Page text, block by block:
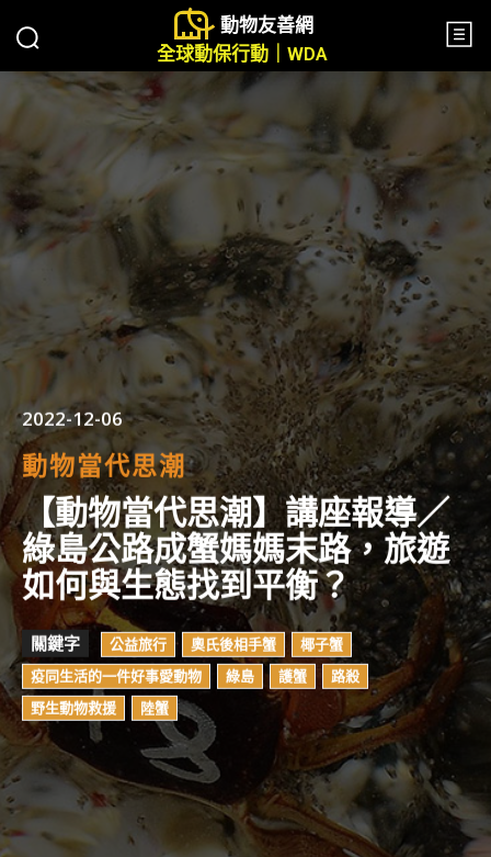
動物友善網
全球動保行動｜WDA
2022-12-06
動物當代思潮
【動物當代思潮】講座報導／
綠島公路成蟹媽媽末路，旅遊
如何與生態找到平衡？
關鍵字 公益旅行 奧氏後相手蟹
椰子蟹
疫同生活的一件好事愛動物
綠島 護蟹
路殺
野生動物救援
陸蟹